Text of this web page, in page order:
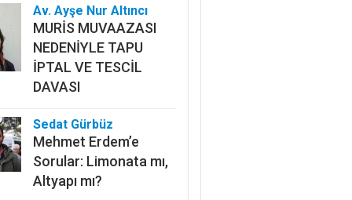
Av. Ayşe Nur Altıncı
MURİS MUVAAZASI
NEDENİYLE TAPU
İPTAL VE TESCİL
DAVASI
Sedat Gürbüz
Mehmet Erdem’e
Sorular: Limonata mı,
Altyapı mı?